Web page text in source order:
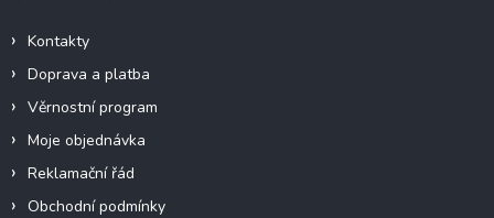
Kontakty
Doprava a platba
Věrnostní program
Moje objednávka
Reklamační řád
Obchodní podmínky